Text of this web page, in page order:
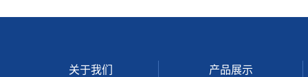
关于我们
产品展示